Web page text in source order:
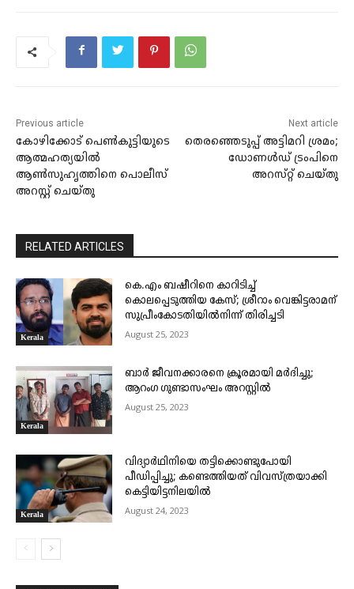
Previous article
കോഴിക്കോട് പെൺകുട്ടിയുടെ
ആത്മഹത്യയിൽ
ആൺസുഹൃത്തിനെ പൊലീസ്
അറസ്റ്റ് ചെയ്തു
Next article
തെരഞ്ഞെടുപ്പ്‌ അട്ടിമറി ശ്രമം;
ഡോണൾഡ് ട്രംപിനെ
അറസ്‌റ്റ് ചെയ്‌തു
RELATED ARTICLES
Kerala
കെ.എം ബഷീറിനെ കാറിടിച്ച്
കൊലപ്പെടുത്തിയ കേസ്; ശ്രീറാം വെങ്കിട്ടരാമന്
സുപ്രീംകോടതിയിൽനിന്ന് തിരിച്ചടി
August 25, 2023
Kerala
ബാർ ജീവനക്കാരനെ ക്രൂരമായി മർദിച്ചു;
ആറംഗ ഗുണ്ടാസംഘം അറസ്റ്റിൽ
August 25, 2023
Kerala
വിദ്യാർഥിനിയെ തട്ടിക്കൊണ്ടുപോയി
പീഡിപ്പിച്ചു; കണ്ടെത്തിയത് വിവസ്ത്രയാക്കി
കെട്ടിയിട്ടനിലയിൽ
August 24, 2023